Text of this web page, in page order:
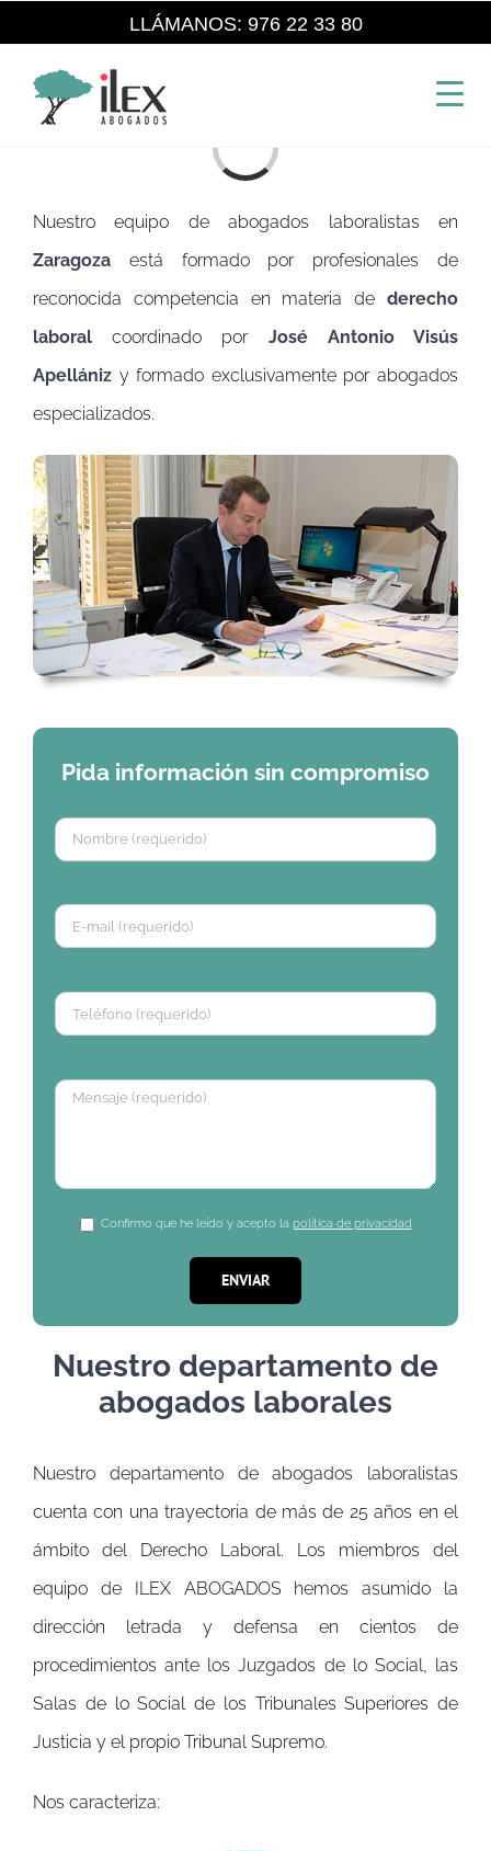
al
contenido
LLÁMANOS: 976 22 33 80
Cargando...
Nuestro equipo de abogados laboralistas en
Zaragoza está formado por profesionales de
reconocida competencia en materia de derecho
laboral coordinado por José Antonio Visús
Apellániz y formado exclusivamente por abogados
especializados.
Pida información sin compromiso
Confirmo que he leído y acepto la política de privacidad
Nuestro departamento de
abogados laborales
Nuestro departamento de abogados laboralistas
cuenta con una trayectoria de más de 25 años en el
ámbito del Derecho Laboral. Los miembros del
equipo de ILEX ABOGADOS hemos asumido la
dirección letrada y defensa en cientos de
procedimientos ante los Juzgados de lo Social, las
Salas de lo Social de los Tribunales Superiores de
Justicia y el propio Tribunal Supremo.
Nos caracteriza: